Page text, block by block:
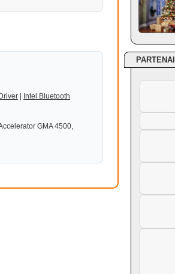
Intel Bluetooth
GMA 4500,